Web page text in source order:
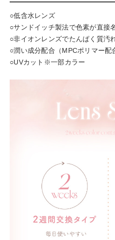
○低含水レンズ
○サンドイッチ製法で色素が直接
○非イオンレンズでたんぱく質汚
○潤い成分配合（MPCポリマー配
○UVカット※一部カラー